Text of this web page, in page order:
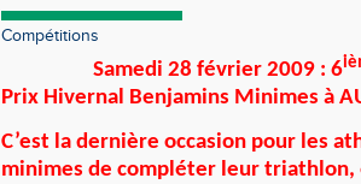
Compétitions
Samedi 28 février 2009 : 6
Prix Hivernal Benjamins Minimes à
C’est la dernière occasion pour les
minimes de compléter leur triathlon,